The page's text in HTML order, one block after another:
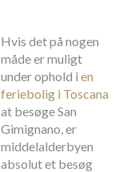
Hvis det på nogen
måde er muligt
under ophold i en
feriebolig i Toscana
at besøge San
Gimignano, er
middelalderbyen
absolut et besøg